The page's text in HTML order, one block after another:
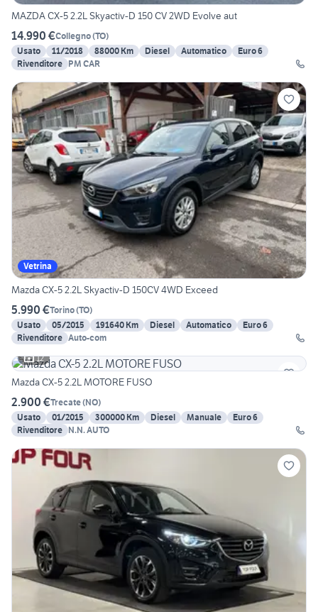
MAZDA CX-5 2.2L Skyactiv-D 150 CV 2WD Evolve aut
14.990 €Collegno(TO)
Usato
11/2018 88000 Km Diesel Automatico
Euro 6
Rivenditore PM CAR
Vetrina
Mazda CX-5 2.2L Skyactiv-D 150CV 4WD Exceed
5.990 €Torino(TO)
Usato
05/2015 191640 Km Diesel Automatico
Euro 6
Rivenditore Auto-com
12
Mazda CX-5 2.2L MOTORE FUSO
2.900 €Trecate(NO)
Usato
01/2015 300000 Km Diesel Manuale
Euro 6
Rivenditore N.N. AUTO